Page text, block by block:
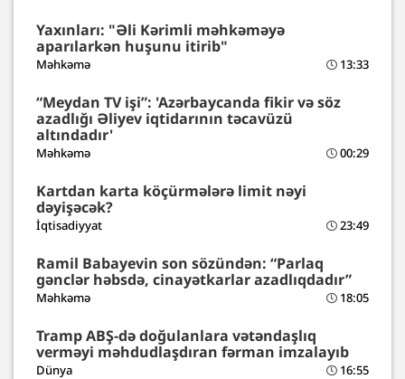
Yaxınları: "Əli Kərimli məhkəməyə
aparılarkən huşunu itirib"
Məhkəmə 13:33
“Meydan TV işi”: 'Azərbaycanda fikir və söz
azadlığı Əliyev iqtidarının təcavüzü
altındadır'
Məhkəmə 00:29
Kartdan karta köçürmələrə limit nəyi
dəyişəcək?
İqtisadiyyat 23:49
Ramil Babayevin son sözündən: “Parlaq
gənclər həbsdə, cinayətkarlar azadlıqdadır”
Məhkəmə 18:05
Tramp ABŞ-də doğulanlara vətəndaşlıq
verməyi məhdudlaşdıran fərman imzalayıb
Dünya 16:55